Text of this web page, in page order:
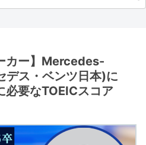
カー】Mercedes-
ス・ベンツ日本)に
必要なTOEICスコア